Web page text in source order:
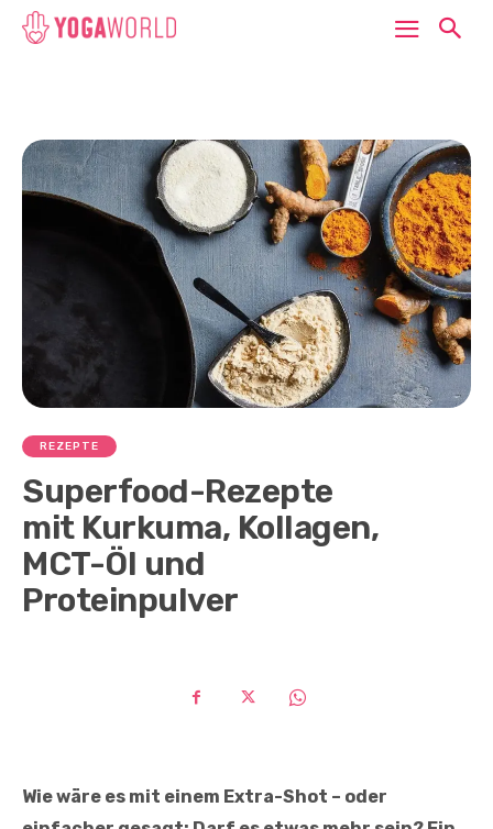
REZEPTE
Superfood-Rezepte
mit Kurkuma, Kollagen,
MCT-Öl und
Proteinpulver
Wie wäre es mit einem Extra-Shot – oder